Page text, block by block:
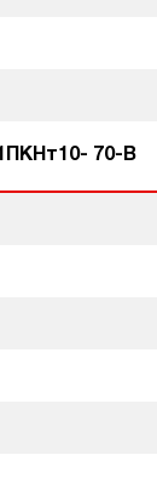
70-В